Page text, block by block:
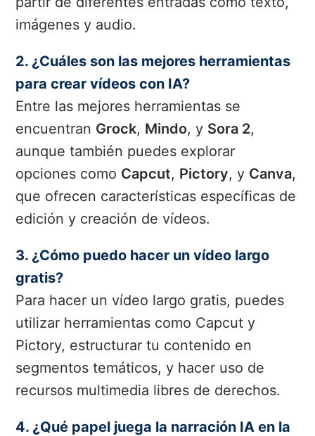
imágenes y audio.
2. ¿Cuáles son las mejores herramientas
para crear vídeos con IA?
Entre las mejores herramientas se
encuentran Grock, Mindo, y Sora 2,
aunque también puedes explorar
opciones como Capcut, Pictory, y Canva,
que ofrecen características específicas de
edición y creación de vídeos.
3. ¿Cómo puedo hacer un vídeo largo
gratis?
Para hacer un vídeo largo gratis, puedes
utilizar herramientas como Capcut y
Pictory, estructurar tu contenido en
segmentos temáticos, y hacer uso de
recursos multimedia libres de derechos.
4. ¿Qué papel juega la narración IA en la